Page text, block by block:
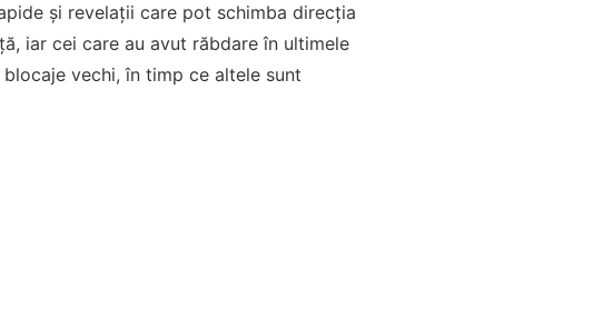
și revelații care pot schimba direcția
iar cei care au avut răbdare în ultimele
vechi, în timp ce altele sunt